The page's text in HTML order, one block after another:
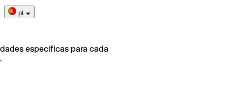
pt
específicas para cada